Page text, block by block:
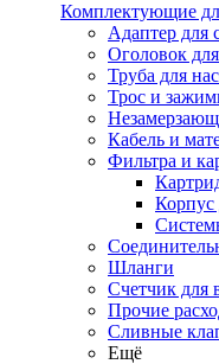
Комплектующие
Адаптер для
Оголовок
Труба для
Трос и
Кабель и
Фильтра и
Корпус
Шланги
Счетчик для
Прочие
Сливные
Ещё